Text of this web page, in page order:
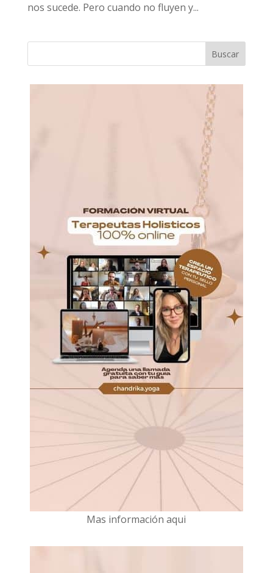
nos sucede. Pero cuando no fluyen y...
Mas información aqui